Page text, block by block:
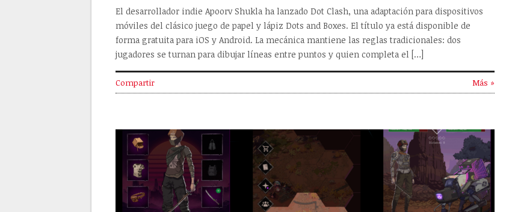
El desarrollador indie Apoorv Shukla ha lanzado Dot Clash, una adaptación para dispositivos
móviles del clásico juego de papel y lápiz Dots and Boxes. El título ya está disponible de
forma gratuita para iOS y Android. La mecánica mantiene las reglas tradicionales: dos
jugadores se turnan para dibujar líneas entre puntos y quien completa el […]
Compartir Más »